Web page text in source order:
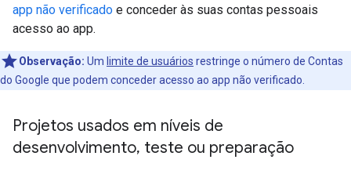
app não verificado e conceder às suas contas pessoais
acesso ao app.
Observação: Um limite de usuários restringe o número de Contas
do Google que podem conceder acesso ao app não verificado.
Projetos usados em níveis de
desenvolvimento, teste ou preparação